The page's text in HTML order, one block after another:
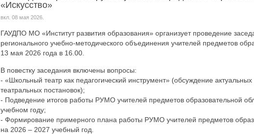
«Искусство»
вкл. 08 мая 2026.
ГАУДПО МО «Институт развития образования» организует проведение
регионального учебно-методического объединения учителей предметов
13 мая 2026 года в 16.00.
В повестку заседания включены вопросы:
- «Школьный театр как педагогический инструмент» (обсуждение
театральных постановок);
- Подведение итогов работы РУМО учителей предметов образовательной
учебном году;
- Формирование примерного плана работы РУМО учителей предметов
на 2026 – 2027 учебный год.